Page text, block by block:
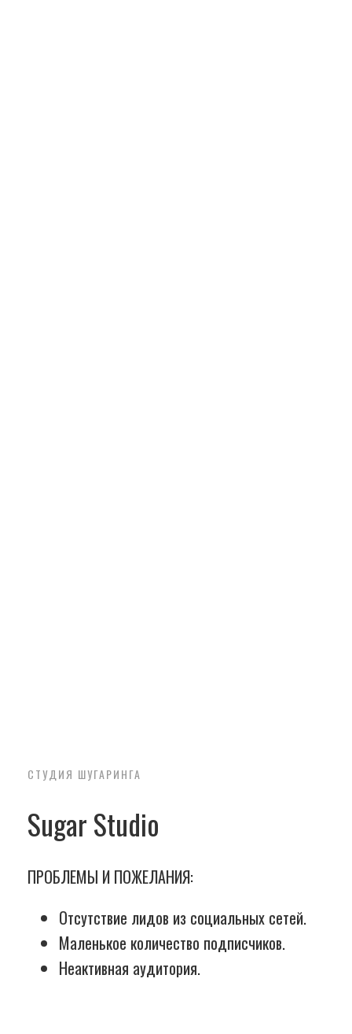
СТУДИЯ ШУГАРИНГА
Sugar Studio
ПРОБЛЕМЫ И ПОЖЕЛАНИЯ:
Отсутствие лидов из социальных сетей.
Маленькое количество подписчиков.
Неактивная аудитория.